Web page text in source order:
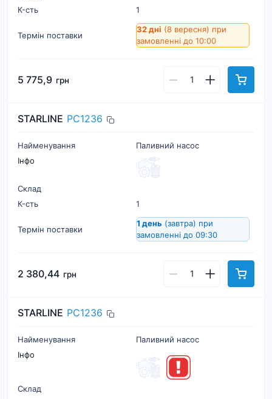
К-cть
1
Термін поставки
32 дні (8 вересня) при
замовленні до 10:00
5 775,9 грн
STARLINE PC1236
Найменування
Паливний насос
Інфо
Склад
К-cть
1
Термін поставки
1 день (завтра) при
замовленні до 09:30
2 380,44 грн
STARLINE PC1236
Найменування
Паливний насос
Інфо
Склад